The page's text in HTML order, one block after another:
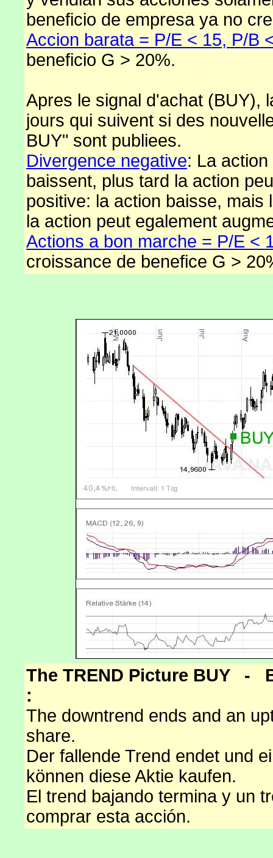
beneficio de empresa ya no
Accion barata = P/E < 15, P/B
beneficio G > 20%.
Apres le signal d'achat (BUY),
jours qui suivent si des
BUY" sont publiees.
Divergence negative: La
baissent, plus tard la action
positive: la action baisse,
la action peut egalement
Actions a bon marche = P/E <
croissance de benefice G >
The TREND Picture BUY -
:
The downtrend ends and an
share.
Der fallende Trend endet und
können diese Aktie kaufen.
El trend bajando termina y un
comprar esta acción.